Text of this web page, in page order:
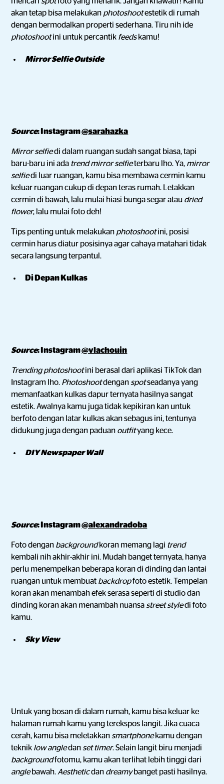
akan tetap bisa melakukan photoshootestetik di rumah
dengan bermodalkan properti sederhana. Tiru nih ide
photoshootini untuk percantik feedskamu!
Mirror Selfie Outside
Source: Instagram@sarahazka
Mirror selfiedi dalam ruangan sudah sangat biasa, tapi
baru-baru ini ada trend mirror selfieterbaru lho. Ya, mirror
selfiedi luar ruangan, kamu bisa membawa cermin kamu
keluar ruangan cukup di depan teras rumah. Letakkan
cermin di bawah, lalu mulai hiasi bunga segar atau dried
flower, lalu mulai foto deh!
Tips penting untuk melakukan photoshootini, posisi
cermin harus diatur posisinya agar cahaya matahari tidak
secara langsung terpantul.
Di Depan Kulkas
Source: Instagram@vlachouin
Trending photoshootini berasal dari aplikasi TikTok dan
Instagram lho. Photoshootdengan spotseadanya yang
memanfaatkan kulkas dapur ternyata hasilnya sangat
estetik. Awalnya kamu juga tidak kepikiran kan untuk
berfoto dengan latar kulkas akan sebagus ini, tentunya
didukung juga dengan paduan outfityang kece.
DIY Newspaper Wall
Source: Instagram@alexandradoba
Foto dengan backgroundkoran memang lagi trend
kembali nih akhir-akhir ini. Mudah banget ternyata, hanya
perlu menempelkan beberapa koran di dinding dan lantai
ruangan untuk membuat backdropfoto estetik. Tempelan
koran akan menambah efek serasa seperti di studio dan
dinding koran akan menambah nuansa street styledi foto
kamu.
Sky View
Untuk yang bosan di dalam rumah, kamu bisa keluar ke
halaman rumah kamu yang terekspos langit. Jika cuaca
cerah, kamu bisa meletakkan smartphonekamu dengan
teknik low angledan set timer. Selain langit biru menjadi
backgroundfotomu, kamu akan terlihat lebih tinggi dari
anglebawah. Aestheticdan dreamybanget pasti hasilnya.